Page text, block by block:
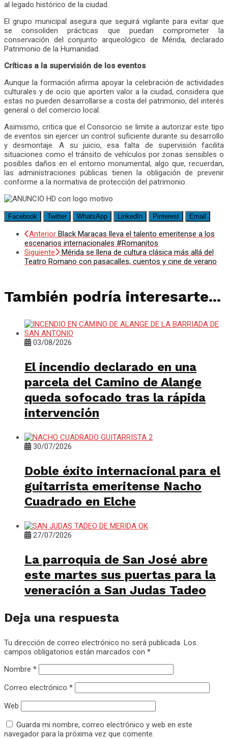
al legado histórico de la ciudad.
El grupo municipal asegura que seguirá vigilante para evitar que
se consoliden prácticas que puedan comprometer la
conservación del conjunto arqueológico de Mérida, declarado
Patrimonio de la Humanidad.
Críticas a la supervisión de los eventos
Aunque la formación afirma apoyar la celebración de actividades
culturales y de ocio que aporten valor a la ciudad, considera que
estas no pueden desarrollarse a costa del patrimonio, del interés
general o del comercio local.
Asimismo, critica que el Consorcio se limite a autorizar este tipo
de eventos sin ejercer un control suficiente durante su desarrollo
y desmontaje. A su juicio, esa falta de supervisión facilita
situaciones como el tránsito de vehículos por zonas sensibles o
posibles daños en el entorno monumental, algo que, recuerdan,
las administraciones públicas tienen la obligación de prevenir
conforme a la normativa de protección del patrimonio.
Facebook Twitter WhatsApp LinkedIn Pinterest Email
Anterior Black Maracas lleva el talento emeritense a los
escenarios internacionales #Romanitos
Siguiente
Mérida se llena de cultura clásica más allá del
Teatro Romano con pasacalles, cuentos y cine de verano
También podría interesarte...
03/08/2026
El incendio declarado en una
parcela del Camino de Alange
queda sofocado tras la rápida
intervención
30/07/2026
Doble éxito internacional para el
guitarrista emeritense Nacho
Cuadrado en Elche
27/07/2026
La parroquia de San José abre
este martes sus puertas para la
veneración a San Judas Tadeo
Deja una respuesta
Tu dirección de correo electrónico no será publicada. Los
campos obligatorios están marcados con *
Nombre *
Correo electrónico *
Web
Guarda mi nombre, correo electrónico y web en este
navegador para la próxima vez que comente.